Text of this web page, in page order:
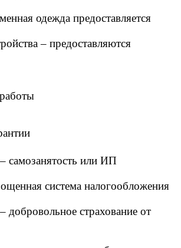
одежда предоставляется
– предоставляются
самозанятость или ИП
система налогообложения
добровольное страхование от